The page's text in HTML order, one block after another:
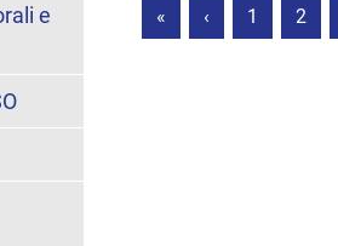
« ‹ 1 2
e